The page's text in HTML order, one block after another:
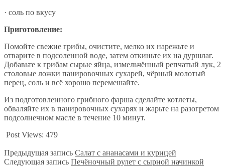
· соль по вкусу
Приготовление:
Помойте свежие грибы, очистите, мелко их нарежьте и
отварите в подсоленной воде, затем откиньте их на дуршлаг.
Добавьте к грибам сырые яйца, измельчённый репчатый лук, 2
столовые ложки панировочных сухарей, чёрный молотый
перец, соль и всё хорошо перемешайте.
Из подготовленного грибного фарша сделайте котлеты,
обваляйте их в панировочных сухарях и жарьте на разогретом
подсолнечном масле в течение 10 минут.
Post Views: 479
Предыдущая запись Салат с ананасами и курицей
Следующая запись Печёночный рулет с сырной начинкой